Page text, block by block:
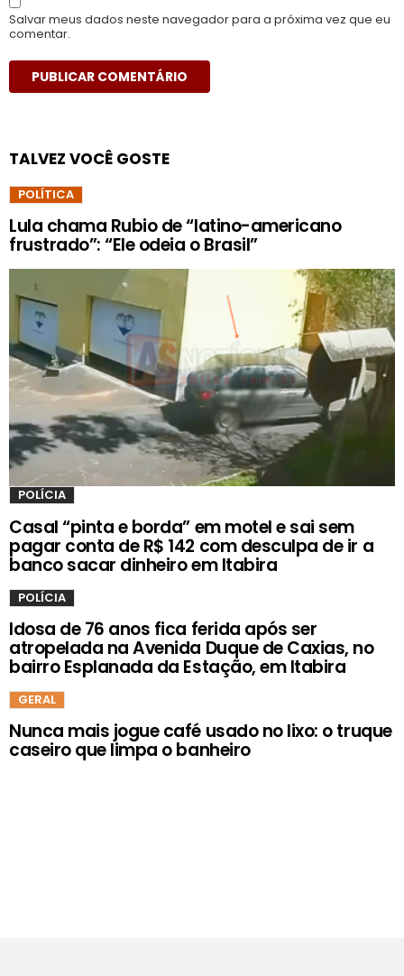
Salvar meus dados neste navegador para a próxima vez que eu
comentar.
TALVEZ VOCÊ GOSTE
POLÍTICA
Lula chama Rubio de “latino-americano
frustrado”: “Ele odeia o Brasil”
POLÍCIA
Casal “pinta e borda” em motel e sai sem
pagar conta de R$ 142 com desculpa de ir a
banco sacar dinheiro em Itabira
POLÍCIA
Idosa de 76 anos fica ferida após ser
atropelada na Avenida Duque de Caxias, no
bairro Esplanada da Estação, em Itabira
GERAL
Nunca mais jogue café usado no lixo: o truque
caseiro que limpa o banheiro